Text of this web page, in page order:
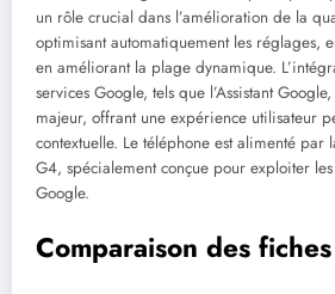
un rôle crucial dans l’amélioration de la
optimisant automatiquement les réglages,
en améliorant la plage dynamique.
services Google, tels que l’Assistant
majeur, offrant une expérience utilisateur
contextuelle. Le téléphone est alimenté par
G4, spécialement conçue pour exploiter
Google.
Comparaison des